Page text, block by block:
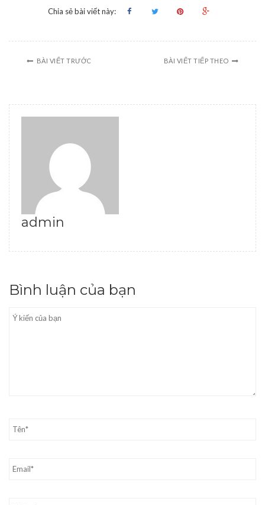
Chia sẻ bài viết này:
BÀI VIẾT TRƯỚC BÀI VIẾT TIẾP THEO
admin
Bình luận của bạn